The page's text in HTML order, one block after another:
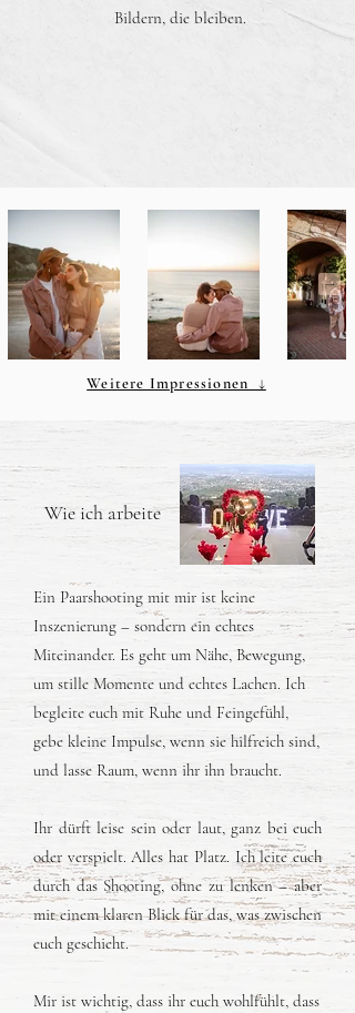
Bildern, die bleiben.
Weitere Impressionen ↓
Wie ich arbeite
Ein Paarshooting mit mir ist keine
Inszenierung – sondern ein echtes
Miteinander. Es geht um Nähe, Bewegung,
um stille Momente und echtes Lachen. Ich
begleite euch mit Ruhe und Feingefühl,
gebe kleine Impulse, wenn sie hilfreich sind,
und lasse Raum, wenn ihr ihn braucht.
Ihr dürft leise sein oder laut, ganz bei euch
oder verspielt. Alles hat Platz. Ich leite euch
durch das Shooting, ohne zu lenken – aber
mit einem klaren Blick für das, was zwischen
euch geschieht.
Mir ist wichtig, dass ihr euch wohlfühlt, dass